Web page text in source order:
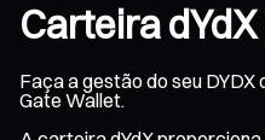
Carteira dYdX
Faça a gestão do seu
Gate Wallet.